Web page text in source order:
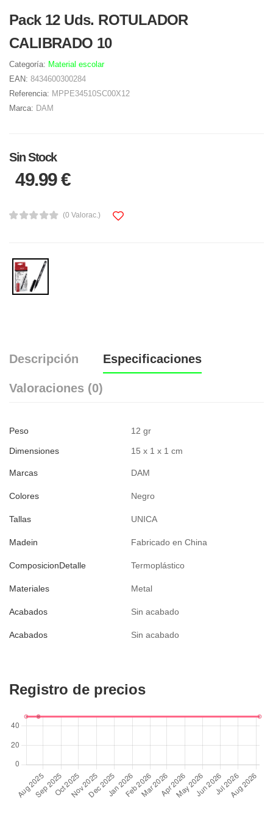
Pack 12 Uds. ROTULADOR
CALIBRADO 10
Categoría: Material escolar
EAN: 8434600300284
Referencia: MPPE34510SC00X12
Marca: DAM
Sin Stock
49.99 €
(0 Valorac.)
Descripción Especificaciones
Valoraciones (0)
Peso 12 gr
Dimensiones 15 x 1 x 1 cm
Marcas DAM
Colores Negro
Tallas UNICA
Madein Fabricado en China
ComposicionDetalle Termoplástico
Materiales Metal
Acabados Sin acabado
Acabados Sin acabado
Registro de precios